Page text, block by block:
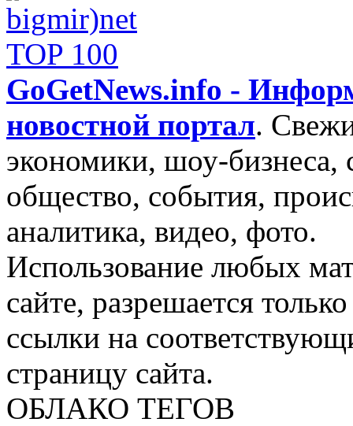
GoGetNews.info -
новостной портал.
экономики, шоу-бизнеса,
общество, события,
аналитика, видео, фото.
Использование любых
сайте, разрешается
ссылки на
страницу сайта.
ОБЛАКО ТЕГОВ